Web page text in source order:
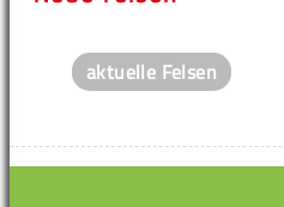
aktuelle Felsen